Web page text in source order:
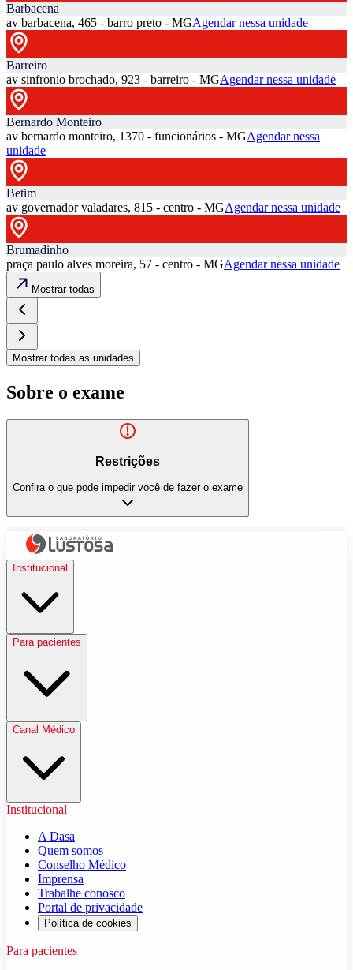
Barbacena
av barbacena, 465 - barro preto - MGAgendar nessa unidade
Barreiro
av sinfronio brochado, 923 - barreiro - MGAgendar nessa unidade
Bernardo Monteiro
av bernardo monteiro, 1370 - funcionários - MGAgendar nessa
unidade
Betim
av governador valadares, 815 - centro - MGAgendar nessa unidade
Brumadinho
praça paulo alves moreira, 57 - centro - MGAgendar nessa unidade
Mostrar todas
Mostrar todas as unidades
Sobre o exame
Restrições
Confira o que pode impedir você de fazer o exame
Institucional
Para pacientes
Canal Médico
Institucional
A Dasa
Quem somos
Conselho Médico
Imprensa
Trabalhe conosco
Portal de privacidade
Política de cookies
Para pacientes